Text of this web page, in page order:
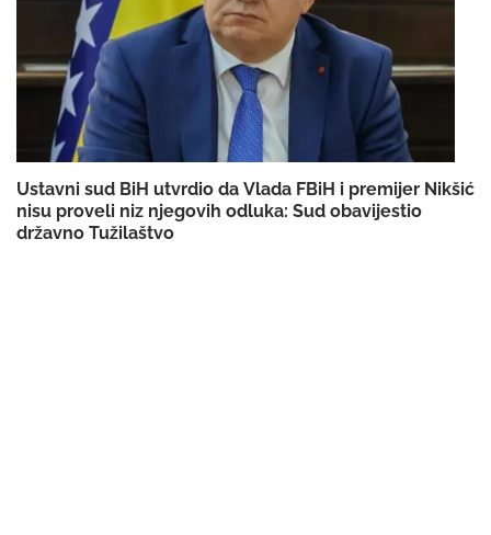
Ustavni sud BiH utvrdio da Vlada FBiH i premijer Nikšić
nisu proveli niz njegovih odluka: Sud obavijestio
državno Tužilaštvo